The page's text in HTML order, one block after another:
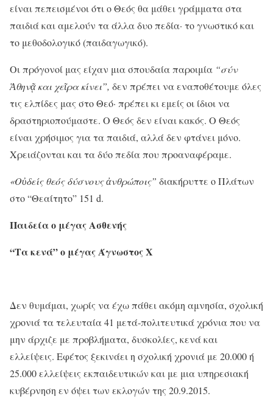
είναι πεπεισμένοι ότι ο Θεός θα μάθει γράμματα στα
παιδιά και αμελούν τα άλλα δυο πεδία· το γνωστικό και
το μεθοδολογικό (παιδαγωγικό).
Οι πρόγονοί μας είχαν μια σπουδαία παροιμία “σύν
Ἀθηνᾷκαι χεῖρα κίνει”, δεν πρέπει να εναποθέτουμε όλες
τις ελπίδες μας στο Θεό· πρέπει κι εμείς οι ίδιοι να
δραστηριοπούμαστε. Ο Θεός δεν είναι κακός. Ο Θεός
είναι χρήσιμος για τα παιδιά, αλλά δεν φτάνει μόνο.
Χρειάζονται και τα δύο πεδία που προαναφέραμε.
«Οὐδείς θεός δύσνουςἀνθρώποις” διακήρυττε ο Πλάτων
στο “Θεαίτητο” 151 d.
Παιδείαο μέγαςΑσθενής
“Τακενά”ο μέγας Άγνωστος Χ
Δεν θυμάμαι, χωρίς να έχω πάθει ακόμη αμνησία, σχολική
χρονιά τα τελευταία 41 μετά-πολιτευτικά χρόνια που να
μην άρχιζε με προβλήματα, δυσκολίες, κενά και
ελλείψεις. Εφέτος ξεκινάει η σχολική χρονιά με 20.000 ή
25.000 ελλείψεις εκπαιδευτικών και με μια υπηρεσιακή
κυβέρνηση εν όψει των εκλογών της 20.9.2015.